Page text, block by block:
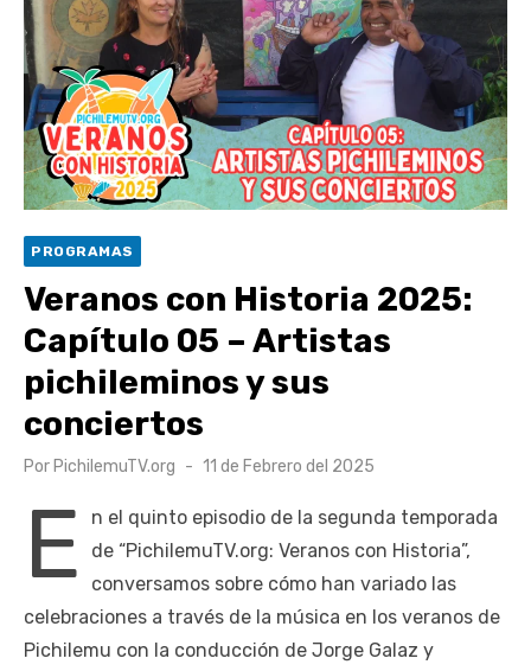
Retrospectiva 2026 | Capítulo 03: lessons on flight – Cecilia
Araneda
Cantor Popular Raúl Acevedo celebra 50 años de carrera en
Pichilemu
Cóctel de Sábado: Sistema frontal en Pichilemu junto al
alcalde Roberto Córdova
esterilización de mascotas
PROGRAMAS
Veranos con Historia 2025:
Capítulo 05 – Artistas
pichileminos y sus
conciertos
Por PichilemuTV.org
Publicado
11 de Febrero del 2025
E
n el quinto episodio de la segunda temporada
de “PichilemuTV.org: Veranos con Historia”,
conversamos sobre cómo han variado las
celebraciones a través de la música en los veranos de
Pichilemu con la conducción de Jorge Galaz y